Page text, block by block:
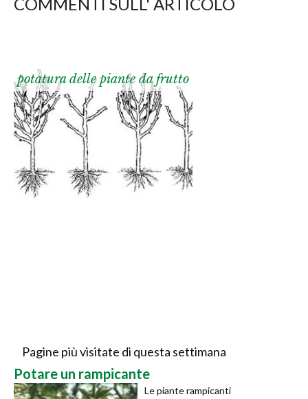
potatura delle piante da frutto
Pagine più visitate di questa settimana
Potare un rampicante
Le piante rampicanti